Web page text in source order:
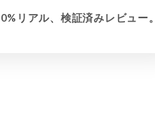
リアル、検証済みレビュー。